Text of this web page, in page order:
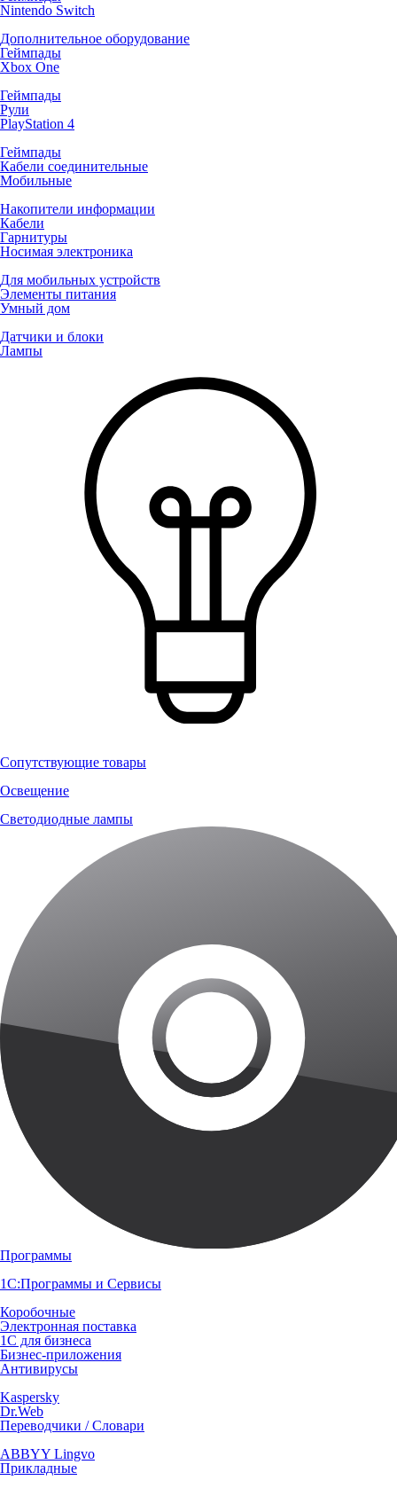
Nintendo Switch
Дополнительное оборудование
Геймпады
Xbox One
Геймпады
Рули
PlayStation 4
Геймпады
Кабели соединительные
Мобильные
Накопители информации
Кабели
Гарнитуры
Носимая электроника
Для мобильных устройств
Элементы питания
Умный дом
Датчики и блоки
Лампы
Сопутствующие товары
Освещение
Светодиодные лампы
Программы
1С:Программы и Сервисы
Коробочные
Электронная поставка
1С для бизнеса
Бизнес-приложения
Антивирусы
Kaspersky
Dr.Web
Переводчики / Словари
ABBYY Lingvo
Прикладные